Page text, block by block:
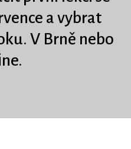
a vybrat
V Brně nebo